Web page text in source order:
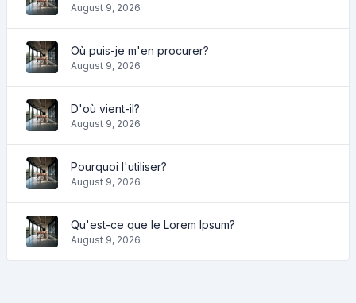
August 9, 2026
Où puis-je m'en procurer?
August 9, 2026
D'où vient-il?
August 9, 2026
Pourquoi l'utiliser?
August 9, 2026
Qu'est-ce que le Lorem Ipsum?
August 9, 2026